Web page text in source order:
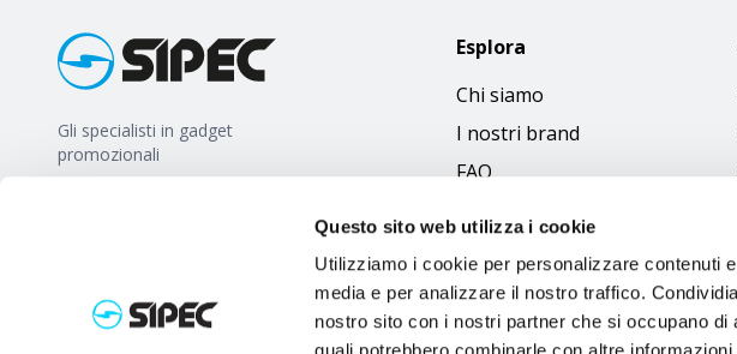
Questo sito web utilizza i cookie
Utilizziamo i cookie per personalizzare contenuti
media e per analizzare il nostro traffico.
nostro sito con i nostri partner che si occupano
Gli specialisti in gadget
promozionali
Esplora
Chi siamo
I nostri brand
FAQ